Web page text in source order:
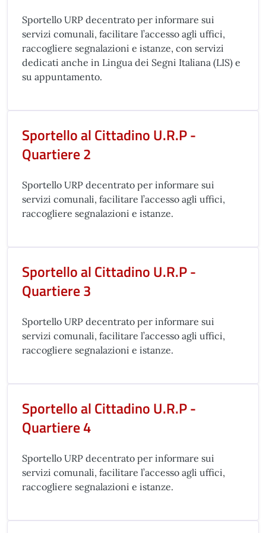
Sportello URP decentrato per informare sui
servizi comunali, facilitare l’accesso agli uffici,
raccogliere segnalazioni e istanze, con servizi
dedicati anche in Lingua dei Segni Italiana (LIS) e
su appuntamento.
Sportello al Cittadino U.R.P -
Quartiere 2
Sportello URP decentrato per informare sui
servizi comunali, facilitare l’accesso agli uffici,
raccogliere segnalazioni e istanze.
Sportello al Cittadino U.R.P -
Quartiere 3
Sportello URP decentrato per informare sui
servizi comunali, facilitare l’accesso agli uffici,
raccogliere segnalazioni e istanze.
Sportello al Cittadino U.R.P -
Quartiere 4
Sportello URP decentrato per informare sui
servizi comunali, facilitare l’accesso agli uffici,
raccogliere segnalazioni e istanze.